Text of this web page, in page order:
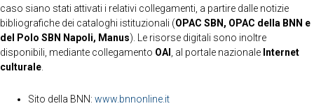
caso siano stati attivati i relativi collegamenti, a partire dalle notizie
bibliografiche dei cataloghi istituzionali (OPAC SBN, OPAC della BNN e
del Polo SBN Napoli, Manus). Le risorse digitali sono inoltre
disponibili, mediante collegamento OAI , al portale nazionale Internet
culturale
Sito della BNN: www.bnnonline.it